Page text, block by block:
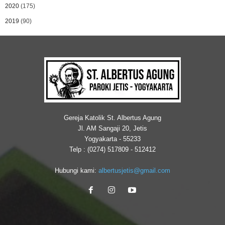
2020 (175)
2019 (90)
Gereja Katolik St. Albertus Agung
Jl. AM Sangaji 20, Jetis
Yogyakarta - 55233
Telp : (0274) 517809 - 512412
Hubungi kami: albertusjetis@gmail.com